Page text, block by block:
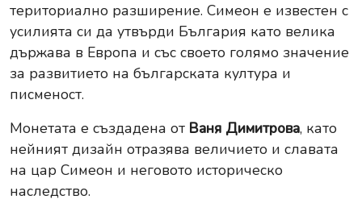
териториално разширение. Симеон е известен с
усилията си да утвърди България като велика
държава в Европа и със своето голямо значение
за развитието на българската култура и
писменост.
Монетата е създадена от Ваня Димитрова, като
нейният дизайн отразява величието и славата
на цар Симеон и неговото историческо
наследство.